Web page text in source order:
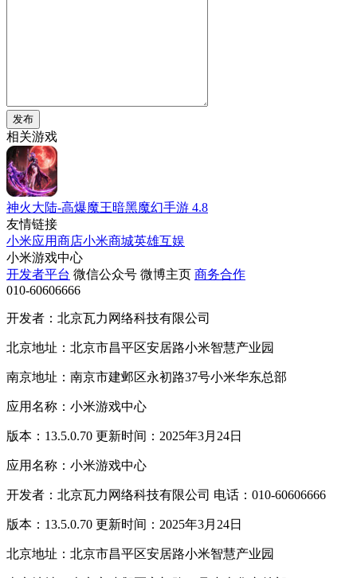
发布
相关游戏
神火大陆-高爆魔王暗黑魔幻手游 4.8
友情链接
小米应用商店小米商城英雄互娱
小米游戏中心
开发者平台 微信公众号 微博主页 商务合作
010-60606666
开发者：北京瓦力网络科技有限公司
北京地址：北京市昌平区安居路小米智慧产业园
南京地址：南京市建邺区永初路37号小米华东总部
应用名称：小米游戏中心
版本：13.5.0.70 更新时间：2025年3月24日
应用名称：小米游戏中心
开发者：北京瓦力网络科技有限公司 电话：010-60606666
版本：13.5.0.70 更新时间：2025年3月24日
北京地址：北京市昌平区安居路小米智慧产业园